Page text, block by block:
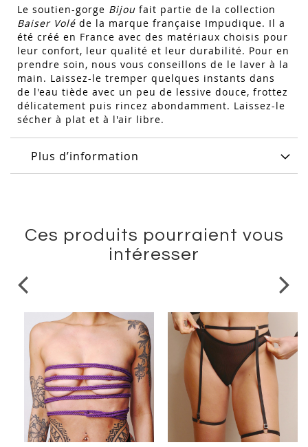
Le soutien-gorge Bijou fait partie de la collection
Baiser Volé de la marque française Impudique. Il a
été créé en France avec des matériaux choisis pour
leur confort, leur qualité et leur durabilité. Pour en
prendre soin, nous vous conseillons de le laver à la
main. Laissez-le tremper quelques instants dans
de l'eau tiède avec un peu de lessive douce, frottez
délicatement puis rincez abondamment. Laissez-le
sécher à plat et à l'air libre.
Plus d’information
Ces produits pourraient vous
intéresser